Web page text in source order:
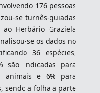
176 pessoas
se turnês-guiadas
Herbário Graziela
se os dados no
36 espécies,
são indicadas para
animais e 6% para
sendo a folha a parte